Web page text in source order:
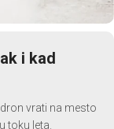
i kad
vrati na mesto
toku leta.